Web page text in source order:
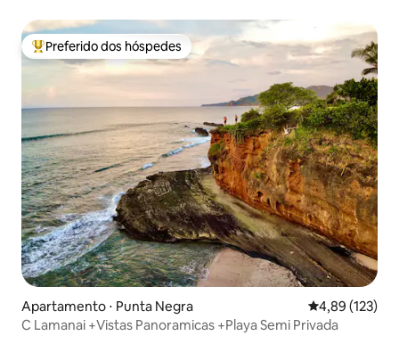
Entre os melhores preferidos dos hóspedes
Preferido dos hóspedes
Apartamento ⋅ Punta Negra 4,89 de uma
4,89 (123)
C Lamanai +Vistas Panoramicas +Playa Semi Privada